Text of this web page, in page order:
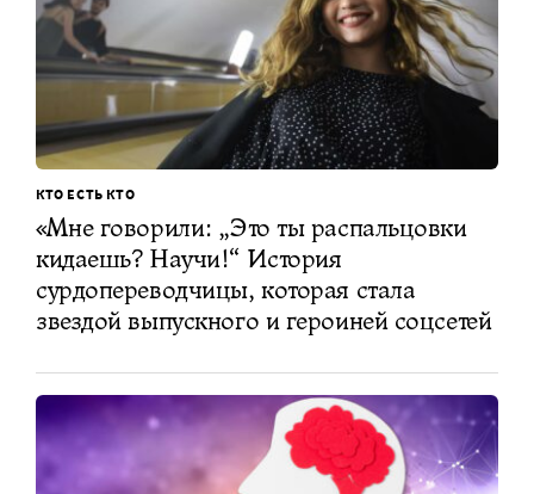
КТО ЕСТЬ КТО
«Мне говорили: „Это ты распальцовки
кидаешь? Научи!“ История
сурдопереводчицы, которая стала
звездой выпускного и героиней соцсетей